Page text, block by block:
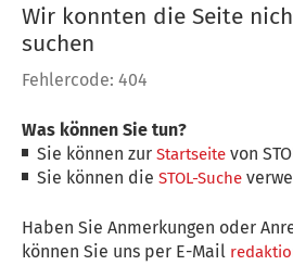
Wir konnten die Seite
suchen
Fehlercode: 404
Was können Sie tun?
Sie können zurStartseite von
Sie können dieSTOL-Suche
Haben Sie Anmerkungen oder
können Sie uns per E-Mail